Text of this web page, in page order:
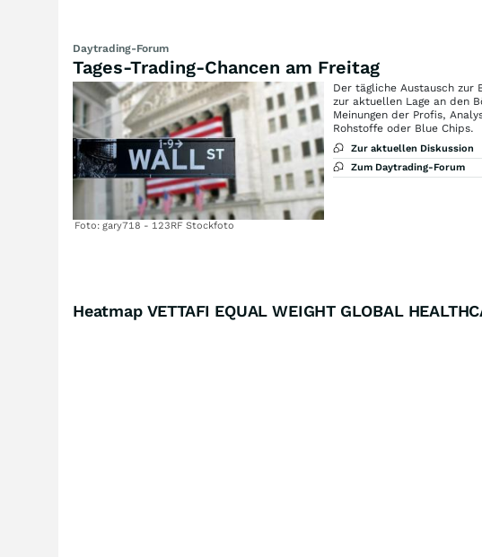
Daytrading-Forum
Tages-Trading-Chancen am Freitag
Foto: gary718 - 123RF Stockfoto
Der tägliche Austausch zur
zur aktuellen Lage an den
Meinungen der Profis,
Rohstoffe oder Blue Chips.
Zur aktuellen Diskussion
Zum Daytrading-Forum
Heatmap VETTAFI EQUAL WEIGHT GLOBAL